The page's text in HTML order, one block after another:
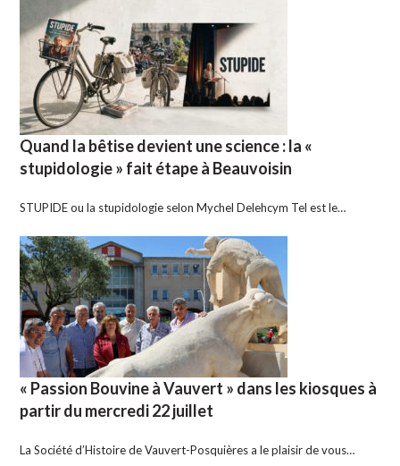
Quand la bêtise devient une science : la «
stupidologie » fait étape à Beauvoisin
STUPIDE ou la stupidologie selon Mychel Delehcym Tel est le…
« Passion Bouvine à Vauvert » dans les kiosques à
partir du mercredi 22 juillet
La Société d’Histoire de Vauvert-Posquières a le plaisir de vous…